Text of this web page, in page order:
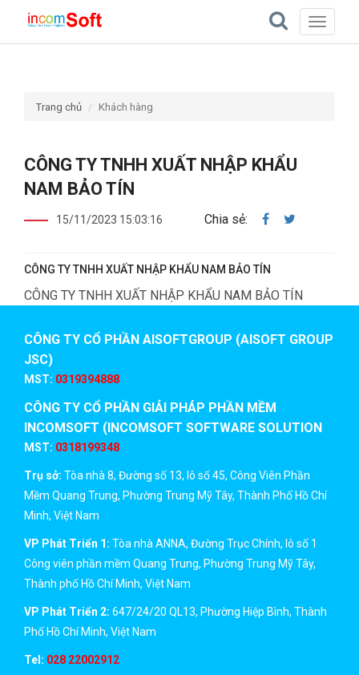
Toggle
Trang chủ Khách hàng
CÔNG TY TNHH XUẤT NHẬP KHẨU
NAM BẢO TÍN
15/11/2023 15:03:16 Chia sẻ:
CÔNG TY TNHH XUẤT NHẬP KHẨU NAM BẢO TÍN
CÔNG TY TNHH XUẤT NHẬP KHẨU NAM BẢO TÍN
CÔNG TY CỔ PHẦN AISOFTGROUP (AISOFT GROUP
JSC)
MST: 0319394888
CÔNG TY CỔ PHẦN GIẢI PHÁP PHẦN MỀM
INCOMSOFT (INCOMSOFT SOFTWARE SOLUTION
JSC)
MST: 0318199348
Trụ sở: Tòa nhà 8, Đường số 13, lô số 45, Công Viên Phần
Mềm Quang Trung, Phường Trung Mỹ Tây, Thành Phố Hồ Chí
Minh, Việt Nam
VP Phát Triển 1: Tòa nhà ANNA, Đường Trục Chính, lô số 1
Công viên phần mềm Quang Trung, Phường Trung Mỹ Tây,
Thành phố Hồ Chí Minh, Việt Nam
VP Phát Triển 2: 647/24/20 QL13, Phường Hiệp Bình, Thành
Phố Hồ Chí Minh, Việt Nam
Tel: 028 22002912